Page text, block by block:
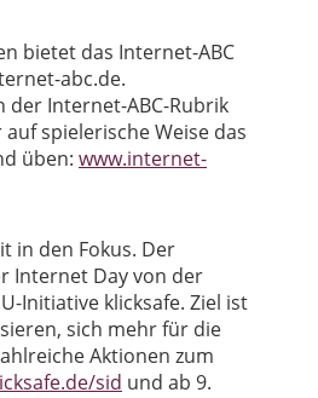
bietet das Internet-ABC
abc.de.
der Internet-ABC-Rubrik
spielerische Weise das
üben: www.internet-
in den Fokus. Der
Internet Day von der
Initiative klicksafe. Ziel ist
sich mehr für die
Aktionen zum
sid und ab 9.